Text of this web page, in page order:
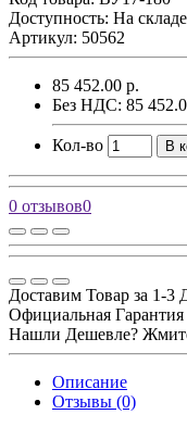
Доступность: На складе
Артикул: 50562
85 452.00 р.
Без НДС: 85
Кол-во В
0 отзывов0
Доставим Товар за 1-3
Официальная
Нашли Дешевле?
Описание
Отзывы (0)